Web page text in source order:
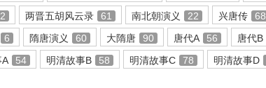
两晋五胡风云录 61 南北朝演义 22 兴唐传 68
6 隋唐演义 60 大隋唐 90 唐代A 56 唐代B
A 54 明清故事B 58 明清故事C 78 明清故事D